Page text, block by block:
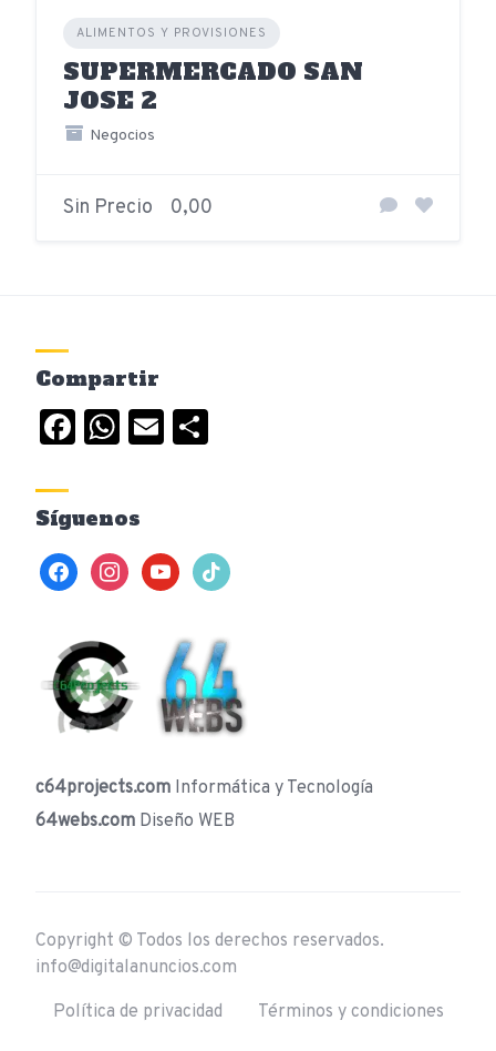
ALIMENTOS Y PROVISIONES
SUPERMERCADO SAN
JOSE 2
Negocios
Sin Precio 0,00
Compartir
Facebook
WhatsApp
Email
Síguenos
facebookinstagramyoutubetiktok
c64projects.com Informática y Tecnología
64webs.com Diseño WEB
Copyright © Todos los derechos reservados.
info@digitalanuncios.com
Política de privacidad
Términos y condiciones